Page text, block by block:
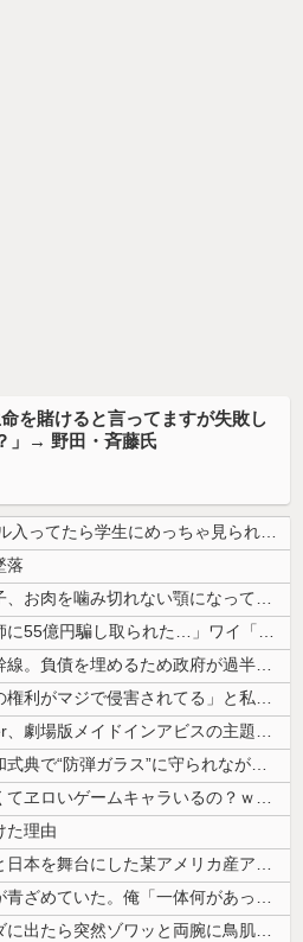
命を賭けると言ってますが失敗し
」→ 野田・斉藤氏
【画像】 まま「なんかプール入ってたら学生にめっちゃ見られたw」
落
【悲報】キャバクラの女の子、お肉を噛み切れない顎になってしまう・・・
【悲報】積水ハウス「地面師に55億円騙し取られた…」ワイ「会社終わった...
万年赤字のインドネシア新幹線。負債を埋めるため政府が過半数の株式を引き...
愛煙家・岸谷蘭丸「喫煙者の権利がマジで侵害されてる」と私見 「いくら税...
【速報】ホロライブのVtuber、劇場版メイドインアビスの主題歌決定w...
【これは酷い】反高市「平和式典で“防弾ガラス”に守られながらスピーチ。...
【画像】ライザよりかわいくてヱロいゲームキャラいるの？ｗｗｗｗｗ
た理由
「ピクサー最大の失敗だ」と日本を舞台にした某アメリカ産アニメが話題に、...
出張から帰ったら、嫁の顔が青ざめていた。俺「一体何があったんだ？」嫁「...
賃貸物件を内覧中、ベランダに出たら突然ゾワッと両腕に鳥肌が出た。「やっ...